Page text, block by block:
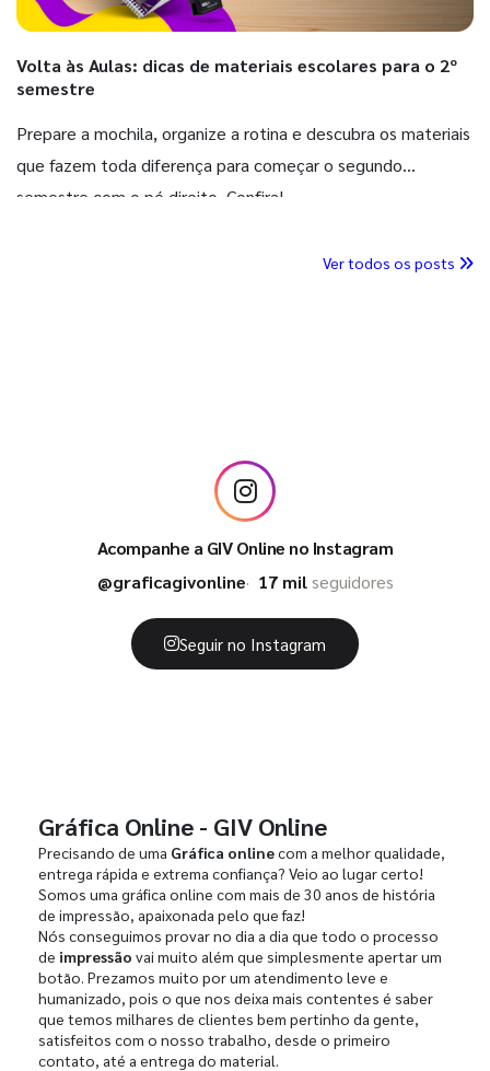
Volta às Aulas: dicas de materiais escolares para o 2º
semestre
Prepare a mochila, organize a rotina e descubra os materiais
que fazem toda diferença para começar o segundo
semestre com o pé direito. Confira!
Ver todos os posts
Acompanhe a GIV Online no Instagram
@graficagivonline
17 milseguidores
Seguir no Instagram
Gráfica Online - GIV Online
Precisando de uma Gráfica onlinecom a melhor qualidade,
entrega rápida e extrema confiança? Veio ao lugar certo!
Somos uma gráfica online com mais de 30 anos de história
de impressão, apaixonada pelo que faz!
Nós conseguimos provar no dia a dia que todo o processo
de impressão vai muito além que simplesmente apertar um
botão. Prezamos muito por um atendimento leve e
humanizado, pois o que nos deixa mais contentes é saber
que temos milhares de clientes bem pertinho da gente,
satisfeitos com o nosso trabalho, desde o primeiro
contato, até a entrega do material.